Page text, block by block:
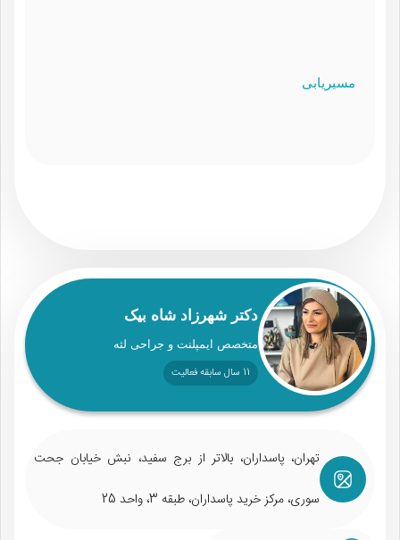
مسیریابی
دکتر شهرزاد شاه بیک
متخصص ایمپلنت و جراحی لثه
11 سال سابقه فعالیت
تهران، پاسداران، بالاتر از برج سفید، نبش خیابان جحت
سوری، مرکز خرید پاسداران، طبقه 3، واحد 25